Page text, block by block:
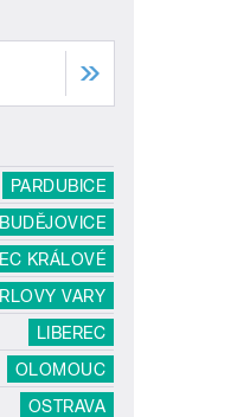
PARDUBICE
KRÁLOVÉ
VARY
LIBEREC
OLOMOUC
OSTRAVA